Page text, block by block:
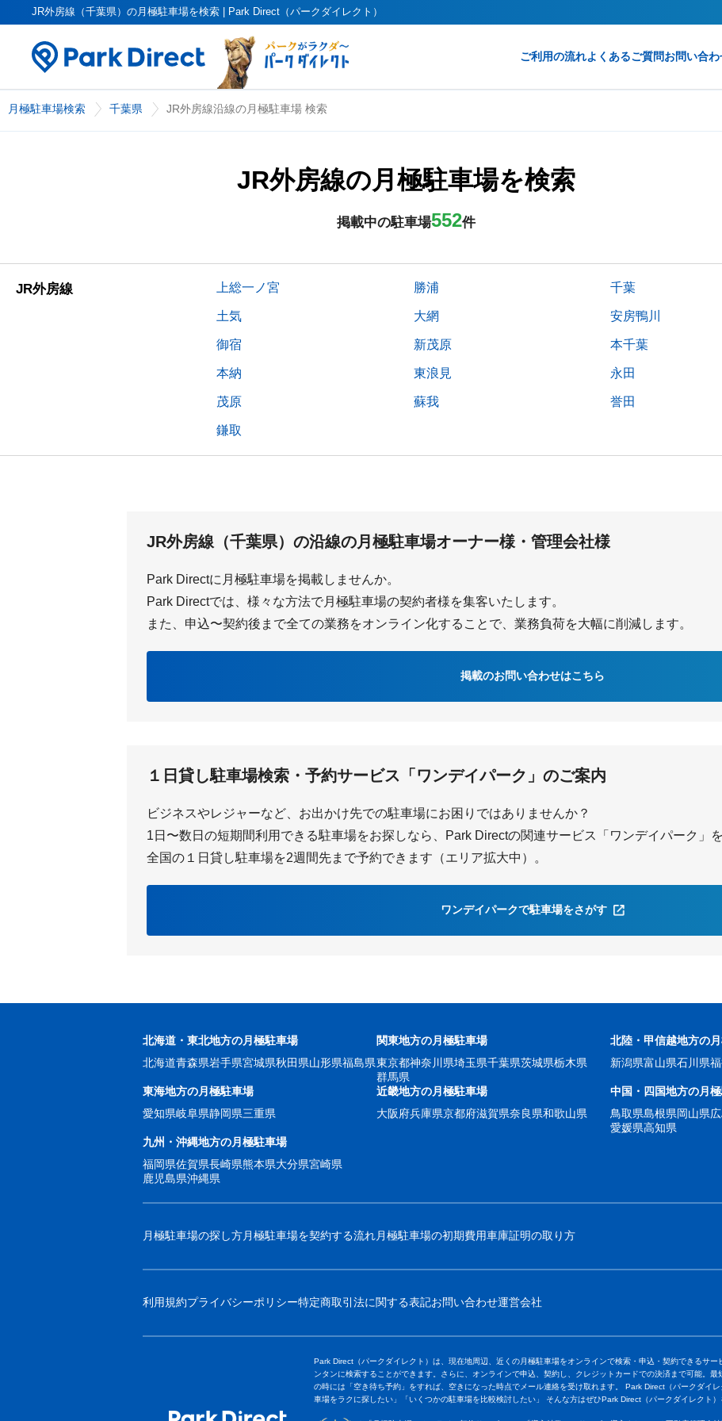
JR外房線（千葉県）の月極駐車場を検索 | Park Direct（パークダイレクト）
ご利用の流れよくあるご質問お問い合
月極駐車場検索 千葉県 JR外房線沿線の月極駐車場 検索
JR外房線の月極駐車場を検索
掲載中の駐車場552件
JR外房線 上総一ノ宮 勝浦 千葉
土気 大網 安房鴨川
御宿 新茂原 本千葉
本納 東浪見 永田
茂原 蘇我 誉田
鎌取
JR外房線（千葉県）の沿線の月極駐車場オーナー様・管理会社様
Park Directに月極駐車場を掲載しませんか。
Park Directでは、様々な方法で月極駐車場の契約者様を集客いたします。
また、申込〜契約後まで全ての業務をオンライン化することで、業務負荷を大幅に削減します。
掲載のお問い合わせはこちら
１日貸し駐車場検索・予約サービス「ワンデイパーク」のご案内
ビジネスやレジャーなど、お出かけ先での駐車場にお困りではありませんか？
1日〜数日の短期間利用できる駐車場をお探しなら、Park Directの関連サービス「ワンデイパーク」
全国の１日貸し駐車場を2週間先まで予約できます（エリア拡大中）。
ワンデイパークで駐車場をさがす
北海道・東北地方の月極駐車場
北海道青森県岩手県宮城県秋田県山形県福島県
関東地方の月極駐車場
東京都神奈川県埼玉県千葉県茨城県栃木県
群馬県
北陸・甲信越地方の
新潟県富山県石川県
東海地方の月極駐車場
愛知県岐阜県静岡県三重県
近畿地方の月極駐車場
大阪府兵庫県京都府滋賀県奈良県和歌山県
中国・四国地方の月
鳥取県島根県岡山県
愛媛県高知県
九州・沖縄地方の月極駐車場
福岡県佐賀県長崎県熊本県大分県宮崎県
鹿児島県沖縄県
月極駐車場の探し方月極駐車場を契約する流れ月極駐車場の初期費用車庫証明の取り方
利用規約プライバシーポリシー特定商取引法に関する表記お問い合わせ運営会社
Park Direct（パークダイレクト）は、現在地周辺、近くの月極駐車場をオンラインで検索・申込・契約できるサ
ンタンに検索することができます。さらに、オンラインで申込、契約し、クレジットカードでの決済まで可能。
の時には「空き待ち予約」をすれば、空きになった時点でメール連絡を受け取れます。 Park Direct（パークダイ
車場をラクに探したい」「いくつかの駐車場を比較検討したい」 そんな方はぜひPark Direct（パークダイレクト）